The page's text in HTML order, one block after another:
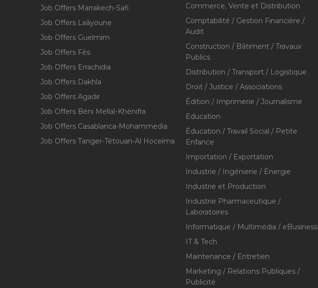
Job Offers Marrakech-Safi
Job Offers Laâyoune
Job Offers Guelmim
Job Offers Fès
Job Offers Errachidia
Job Offers Dakhla
Job Offers Agadir
Job Offers Béni Mellal-Khénifra
Job Offers Casablanca-Mohammedia
Job Offers Tanger-Tétouan-Al Hoceïma
Commerce, Vente et Distribution
Comptabilité / Gestion Financière /
Audit
Construction / Bâtiment / Travaux
Publics
Distribution / Transport / Logistique
Droit / Justice / Associations
Édition / Imprimerie / Journalisme
Education
Éducation / Travail Social / Petite
Enfance
Importation / Exportation
Industrie / Ingénierie / Énergie
Industrie et Production
Industrie Pharmaceutique /
Laboratoires
Informatique / Multimédia / eBusiness
IT & Tech
Maintenance / Entretien
Marketing / Relations Publiques /
Publicité